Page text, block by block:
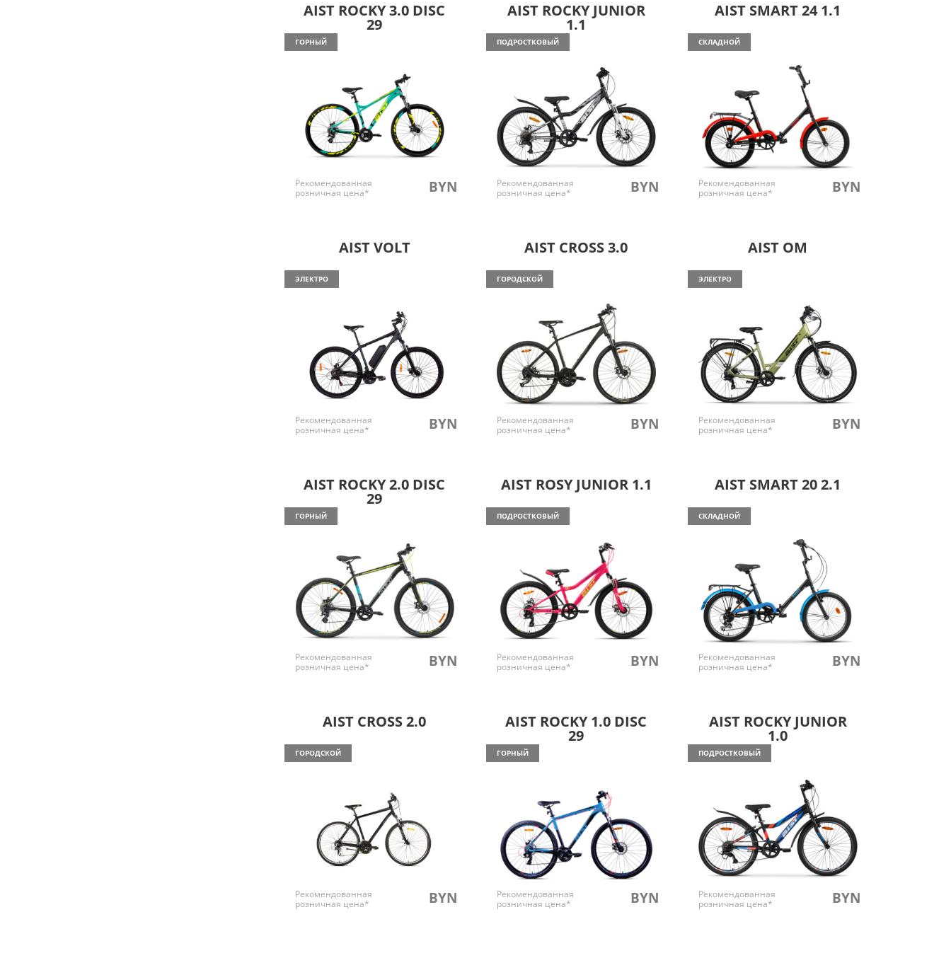
AIST ROCKY 3.0 DISC
29
ГОРНЫЙ
Рекомендованная
розничная цена*
BYN
AIST ROCKY JUNIOR
1.1
ПОДРОСТКОВЫЙ
Рекомендованная
розничная цена*
BYN
AIST SMART 24 1.1
СКЛАДНОЙ
Рекомендованная
розничная цена*
BYN
AIST VOLT
ЭЛЕКТРО
Рекомендованная
розничная цена*
BYN
AIST CROSS 3.0
ГОРОДСКОЙ
Рекомендованная
розничная цена*
BYN
AIST OM
ЭЛЕКТРО
Рекомендованная
розничная цена*
BYN
AIST ROCKY 2.0 DISC
29
ГОРНЫЙ
Рекомендованная
розничная цена*
BYN
AIST ROSY JUNIOR 1.1
ПОДРОСТКОВЫЙ
Рекомендованная
розничная цена*
BYN
AIST SMART 20 2.1
СКЛАДНОЙ
Рекомендованная
розничная цена*
BYN
AIST CROSS 2.0
ГОРОДСКОЙ
Рекомендованная
розничная цена*
BYN
AIST ROCKY 1.0 DISC
29
ГОРНЫЙ
Рекомендованная
розничная цена*
BYN
AIST ROCKY JUNIOR
1.0
ПОДРОСТКОВЫЙ
Рекомендованная
розничная цена*
BYN